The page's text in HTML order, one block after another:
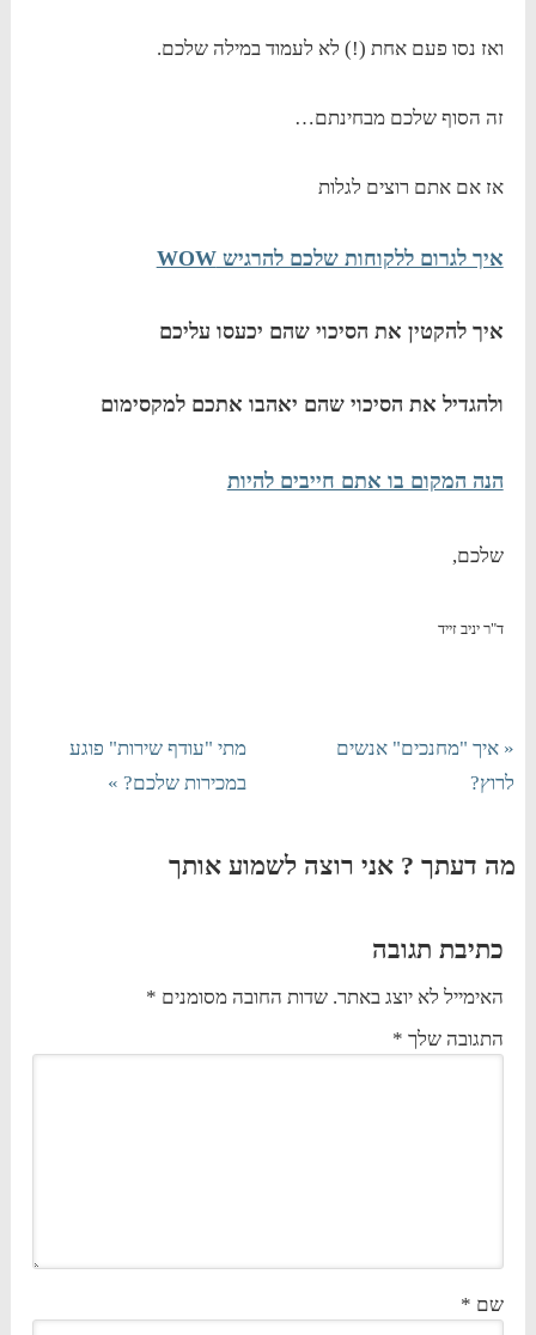
ואז נסו פעם אחת (!) לא לעמוד במילה שלכם.
זה הסוף שלכם מבחינתם…
אז אם אתם רוצים לגלות
איך לגרום ללקוחות שלכם להרגיש WOW
איך להקטין את הסיכוי שהם יכעסו עליכם
ולהגדיל את הסיכוי שהם יאהבו אתכם למקסימום
הנה המקום בו אתם חייבים להיות
שלכם,
ד"ר יניב זייד
« איך "מחנכים" אנשים
לרוץ?
מתי "עודף שירות" פוגע
במכירות שלכם? »
מה דעתך ? אני רוצה לשמוע אותך
כתיבת תגובה
האימייל לא יוצג באתר. שדות החובה מסומנים *
התגובה שלך *
שם *